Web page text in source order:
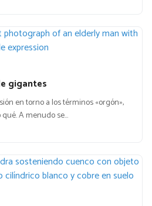
gigantes
en torno a los términos «orgón»,
A menudo se…